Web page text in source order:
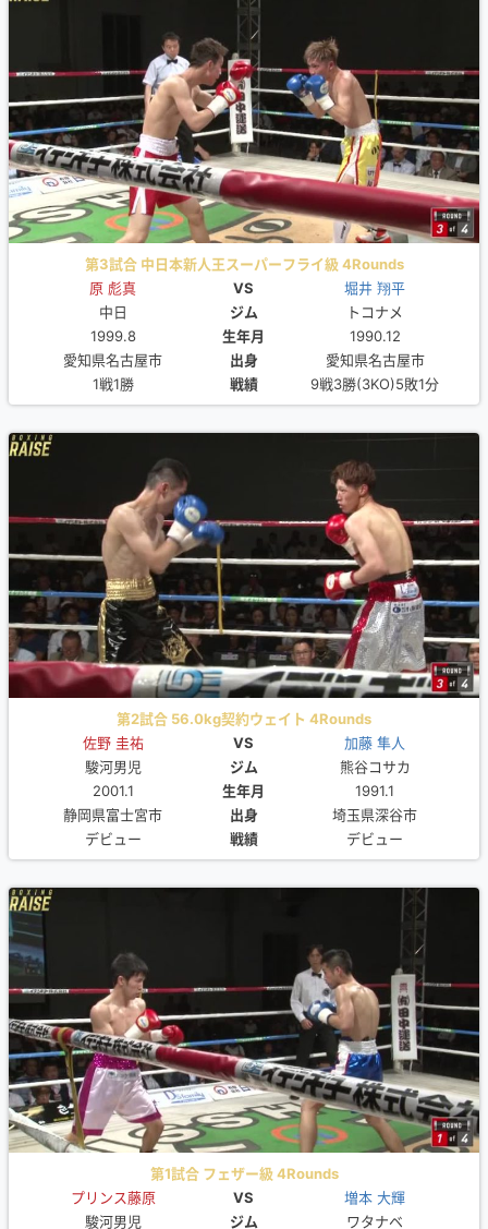
第3試合 中日本新人王スーパーフライ級 4Rounds
原 彪真
VS
堀井 翔平
中日
ジム
トコナメ
1999.8
生年月
1990.12
愛知県名古屋市
出身
愛知県名古屋市
1戦1勝
戦績 9戦3勝(3KO)5敗1分
第2試合 56.0kg契約ウェイト 4Rounds
佐野 圭祐
VS
加藤 隼人
駿河男児
ジム
熊谷コサカ
2001.1
生年月
1991.1
静岡県富士宮市
出身
埼玉県深谷市
デビュー
戦績 デビュー
第1試合 フェザー級 4Rounds
プリンス藤原
VS
増本 大輝
駿河男児
ジム ワタナベ